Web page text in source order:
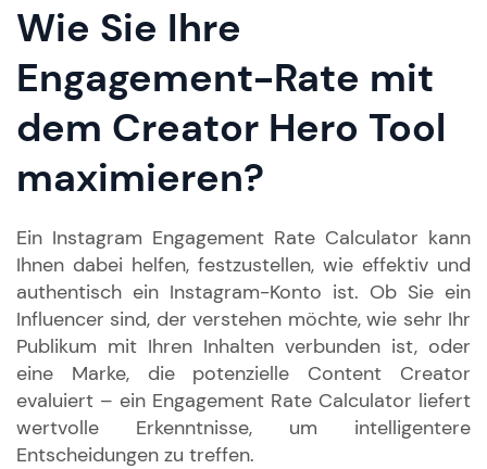
Wie Sie Ihre
Engagement-Rate mit
dem Creator Hero Tool
maximieren?
Ein Instagram Engagement Rate Calculator kann
Ihnen dabei helfen, festzustellen, wie effektiv und
authentisch ein Instagram-Konto ist. Ob Sie ein
Influencer sind, der verstehen möchte, wie sehr Ihr
Publikum mit Ihren Inhalten verbunden ist, oder
eine Marke, die potenzielle Content Creator
evaluiert – ein Engagement Rate Calculator liefert
wertvolle Erkenntnisse, um intelligentere
Entscheidungen zu treffen.